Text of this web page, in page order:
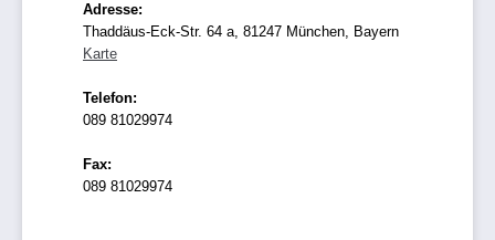
Adresse:
Thaddäus-Eck-Str. 64 a, 81247 München, Bayern
Karte
Telefon:
089 81029974
Fax:
089 81029974